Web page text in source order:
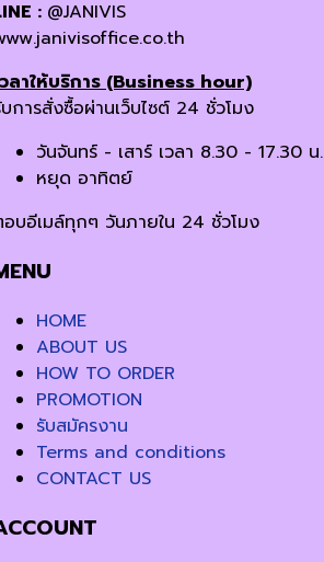
: @JANIVIS
ลาให้บริการ (Business hour)
การสั่งซื้อผ่านเว็บไซต์ 24 ชั่วโมง
วันจันทร์ - เสาร์ เวลา 8.30 - 17.30 น.
หยุด อาทิตย์
บอีเมล์ทุกๆ วันภายใน 24 ชั่วโมง
HOME
ABOUT US
HOW TO ORDER
PROMOTION
รับสมัครงาน
Terms and conditions
CONTACT US